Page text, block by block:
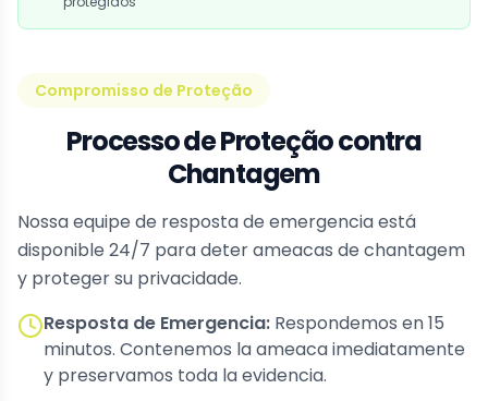
Compromisso de Proteção
Processo de Proteção contra
Chantagem
Nossa equipe de resposta de emergencia está
disponible 24/7 para deter ameacas de chantagem
y proteger su privacidade.
Resposta de Emergencia: Respondemos en 15
minutos. Contenemos la ameaca imediatamente
y preservamos toda la evidencia.